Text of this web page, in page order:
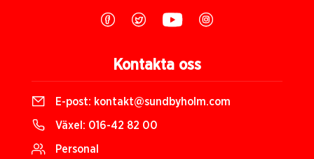
Kontakta oss
E-post: kontakt@sundbyholm.com
Växel: 016-42 82 00
Personal